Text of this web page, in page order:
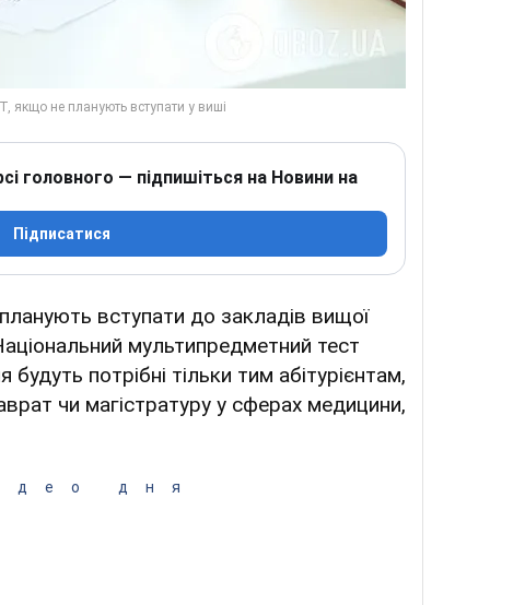
головного — підпишіться на Новини на
Підписатися
планують вступати до закладів вищої
мультипредметний тест
потрібні тільки тим абітурієнтам,
чи магістратуру у сферах медицини,
дня